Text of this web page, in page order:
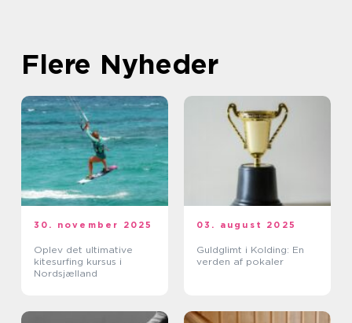
Flere Nyheder
30. november 2025
Oplev det ultimative
kitesurfing kursus i
Nordsjælland
03. august 2025
Guldglimt i Kolding: En
verden af pokaler